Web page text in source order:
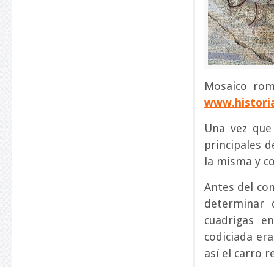
Mosaico
Una vez
principales
la misma y
Antes del
determinar
cuadrigas
codiciada
así el carro